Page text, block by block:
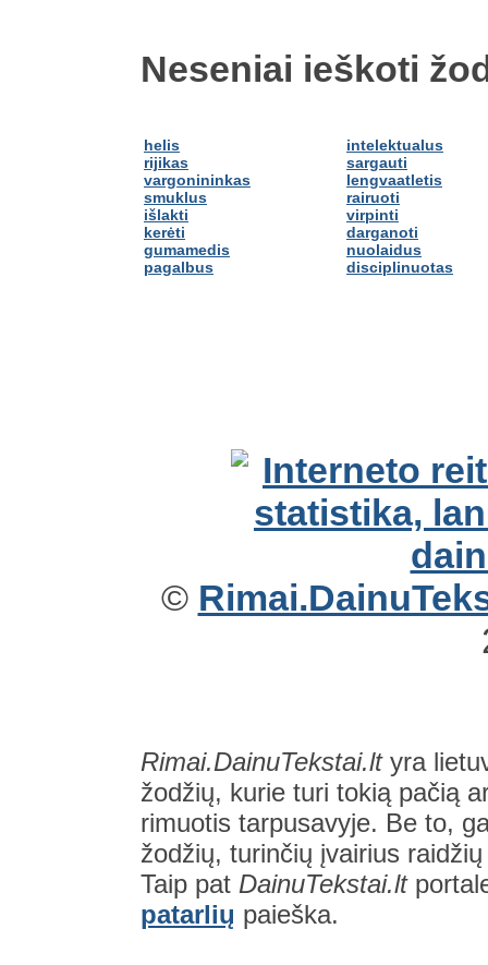
Neseniai ieškoti
helis
rijikas
vargonininkas
smuklus
išlakti
kerėti
gumamedis
pagalbus
intelektualus
sargauti
lengvaatletis
rairuoti
virpinti
darganoti
nuolaidus
disciplinuotas
©
Rimai.DainuTekstai.ltyra
žodžių, kurie turi tokią pačią
rimuotis tarpusavyje. Be to,
žodžių, turinčių įvairius
Taip pat DainuTekstai.lt
patarlių paieška.